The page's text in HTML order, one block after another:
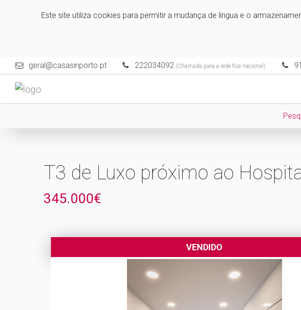
Este site utiliza cookies para permitir a mudança de língua e o
geral@casasinporto.pt 222034092 (Chamada para a rede fixa nacional)
T3 de Luxo próximo ao
345.000€
VENDIDO